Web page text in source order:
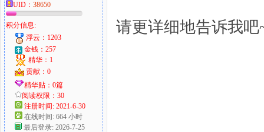
UID： 38650
积分信息:
浮云：1203
金钱：257
精华：1
贡献：0
精华贴：0篇
阅读权限：30
注册时间: 2021-6-30
在线时间: 664 小时
最后登录: 2026-7-25
请更详细地告诉我吧